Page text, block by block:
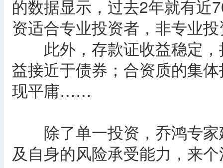
的数据显示，过去2年就有近
资适合专业投资者，非专业
此外，存款证收益稳定，
益接近于债券；合资质的集
现平庸……
除了单一投资，乔鸿专家
及自身的风险承受能力，来